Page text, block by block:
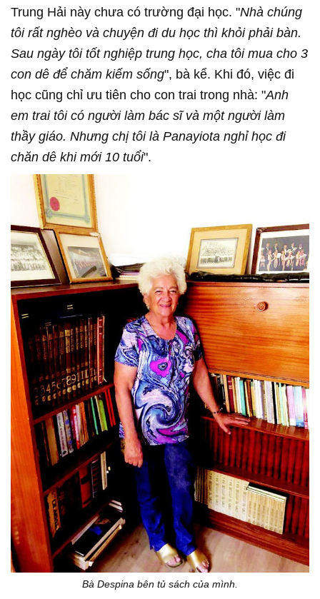
Trung Hải này chưa có trường đại học. "Nhà chúng
tôi rất nghèo và chuyện đi du học thì khỏi phải bàn.
Sau ngày tôi tốt nghiệp trung học, cha tôi mua cho 3
con dê để chăm kiếm sống", bà kể. Khi đó, việc đi
học cũng chỉ ưu tiên cho con trai trong nhà: "Anh
em trai tôi có người làm bác sĩ và một người làm
thầy giáo. Nhưng chị tôi là Panayiota nghỉ học đi
chăn dê khi mới 10 tuổi".
Bà Despina bên tủ sách của mình.